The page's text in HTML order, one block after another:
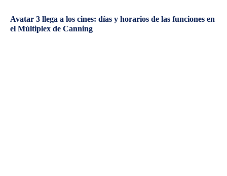
Avatar 3 llega a los cines: días y horarios de las funciones en
el Múltiplex de Canning